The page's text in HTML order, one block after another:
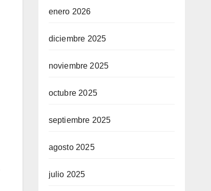
enero 2026
diciembre 2025
noviembre 2025
octubre 2025
septiembre 2025
agosto 2025
julio 2025